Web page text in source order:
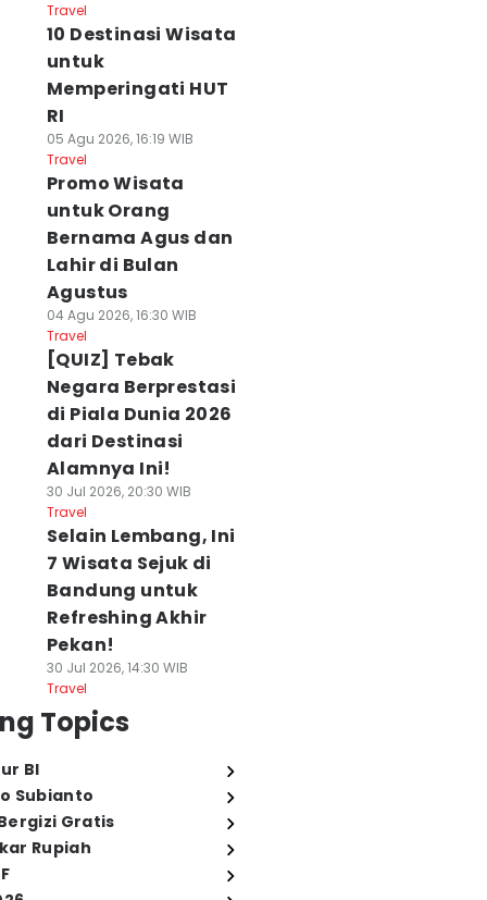
Travel
10 Destinasi Wisata
untuk
Memperingati HUT
RI
05 Agu 2026, 16:19 WIB
Travel
Promo Wisata
untuk Orang
Bernama Agus dan
Lahir di Bulan
Agustus
04 Agu 2026, 16:30 WIB
Travel
[QUIZ] Tebak
Negara Berprestasi
di Piala Dunia 2026
dari Destinasi
Alamnya Ini!
30 Jul 2026, 20:30 WIB
Travel
Selain Lembang, Ini
7 Wisata Sejuk di
Bandung untuk
Refreshing Akhir
Pekan!
30 Jul 2026, 14:30 WIB
Travel
Topics
BI
Subianto
Gratis
Rupiah